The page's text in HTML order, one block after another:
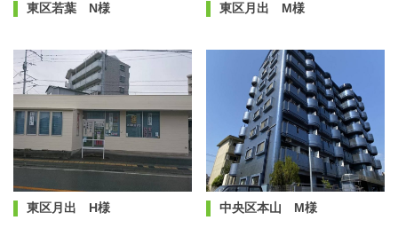
東区若葉 N様 東区月出 M様
東区月出 H様 中央区本山 M様